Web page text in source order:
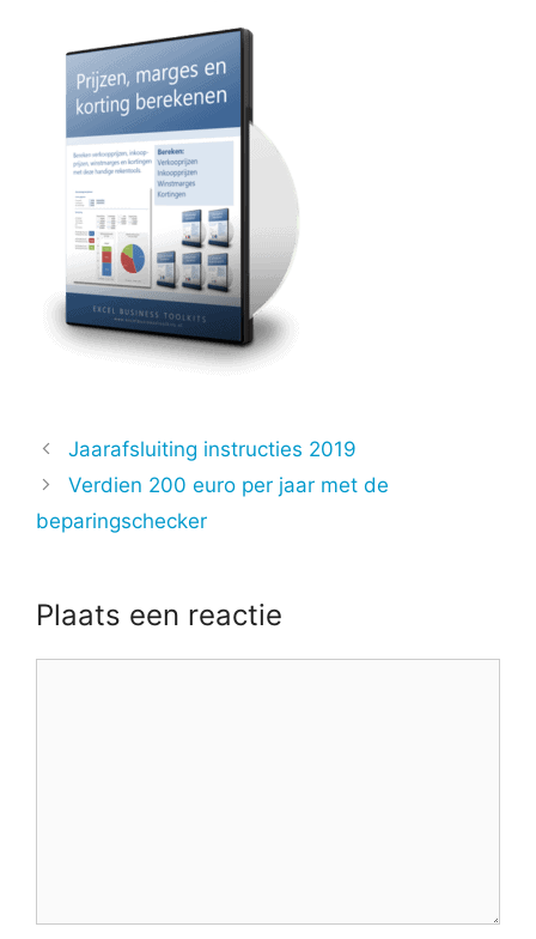
Jaarafsluiting instructies 2019
Verdien 200 euro per jaar met de
beparingschecker
Plaats een reactie